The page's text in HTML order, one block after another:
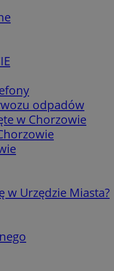
odpadów
w Chorzowie
w Urzędzie Miasta?